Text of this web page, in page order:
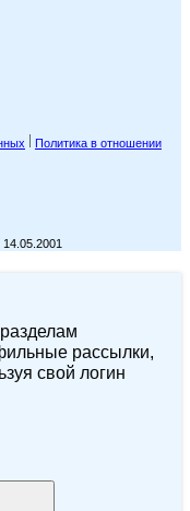
Политика в отношении
рассылки,
свой логин